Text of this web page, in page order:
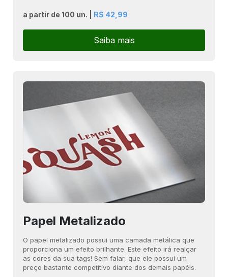
a partir de 100 un. | R$ 42,99
Saiba mais
Papel Metalizado
O papel metalizado possui uma camada metálica que
proporciona um efeito brilhante. Este efeito irá realçar
as cores da sua tags! Sem falar, que ele possui um
preço bastante competitivo diante dos demais papéis.